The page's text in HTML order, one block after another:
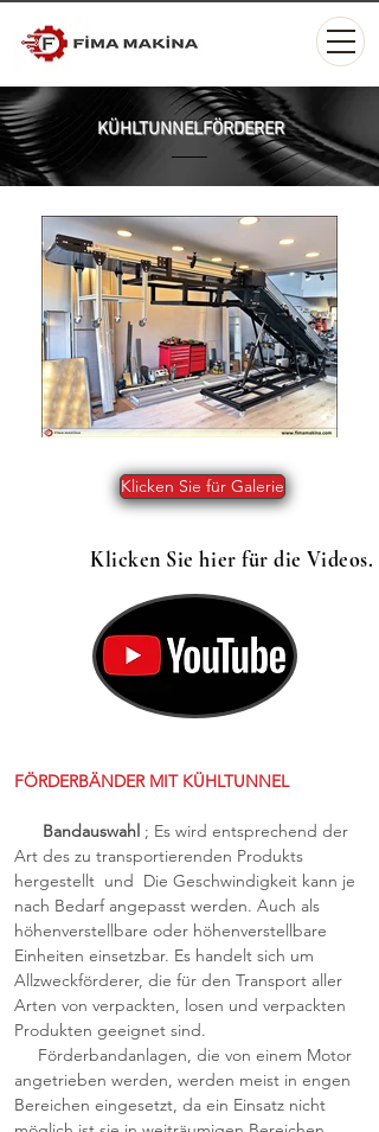
KÜHLTUNNELFÖRDERER
Klicken Sie für Galerie
Klicken Sie hier für die Videos.
FÖRDERBÄNDER MIT KÜHLTUNNEL
Bandauswahl ; Es wird entsprechend der
Art des zu transportierenden Produkts
hergestellt und Die Geschwindigkeit kann je
nach Bedarf angepasst werden. Auch als
höhenverstellbare oder höhenverstellbare
Einheiten einsetzbar. Es handelt sich um
Allzweckförderer, die für den Transport aller
Arten von verpackten, losen und verpackten
Produkten geeignet sind.
Förderbandanlagen, die von einem Motor
angetrieben werden, werden meist in engen
Bereichen eingesetzt, da ein Einsatz nicht